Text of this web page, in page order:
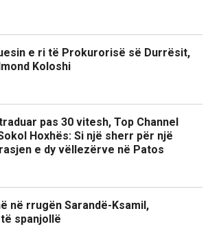
e ri të Prokurorisë së Durrësit,
Koloshi
pas 30 vitesh, Top Channel
Hoxhës: Si një sherr për një
e dy vëllezërve në Patos
në rrugën Sarandë-Ksamil,
spanjollë